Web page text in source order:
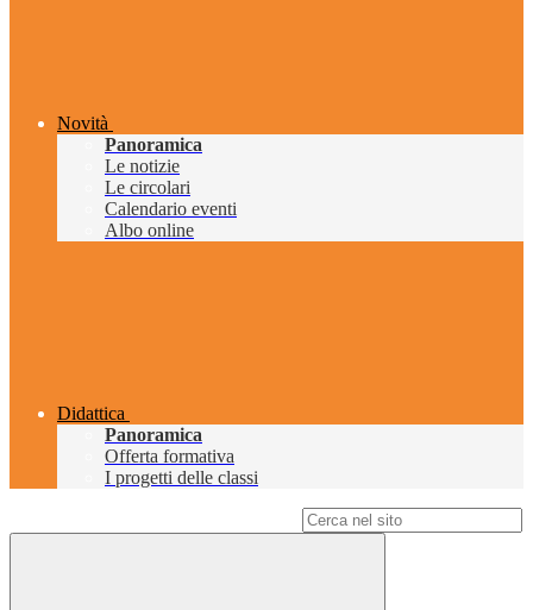
Novità
Panoramica
Le notizie
Le circolari
Calendario eventi
Albo online
Didattica
Panoramica
Offerta formativa
I progetti delle classi